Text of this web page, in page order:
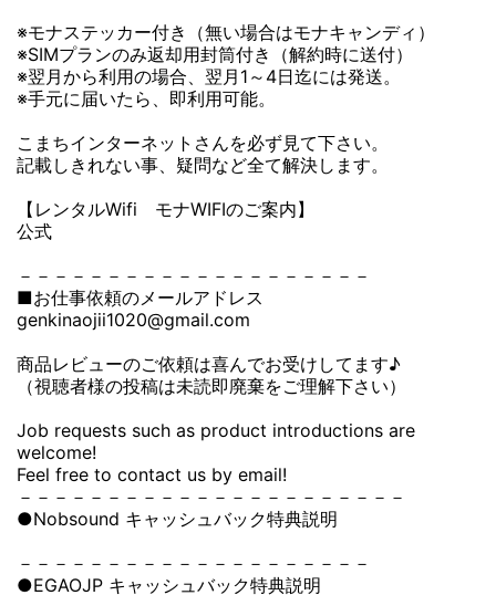
※モナステッカー付き（無い場合はモナキャンディ）
※SIMプランのみ返却用封筒付き（解約時に送付）
※翌月から利用の場合、翌月1～4日迄には発送。
※手元に届いたら、即利用可能。
こまちインターネットさんを必ず見て下さい。
記載しきれない事、疑問など全て解決します。
【レンタルWifi モナWIFIのご案内】
公式
－－－－－－－－－－－－－－－－－－－－
■お仕事依頼のメールアドレス
genkinaojii1020@gmail.com
商品レビューのご依頼は喜んでお受けしてます♪
（視聴者様の投稿は未読即廃棄をご理解下さい）
Job requests such as product introductions are
welcome!
Feel free to contact us by email!
－－－－－－－－－－－－－－－－－－－－－－
●Nobsound キャッシュバック特典説明
－－－－－－－－－－－－－－－－－－－－
●EGAOJP キャッシュバック特典説明